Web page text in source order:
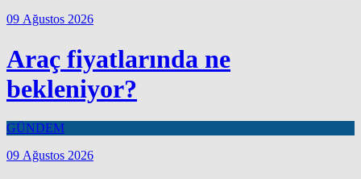
09 Ağustos 2026
Araç fiyatlarında ne
bekleniyor?
GÜNDEM
09 Ağustos 2026